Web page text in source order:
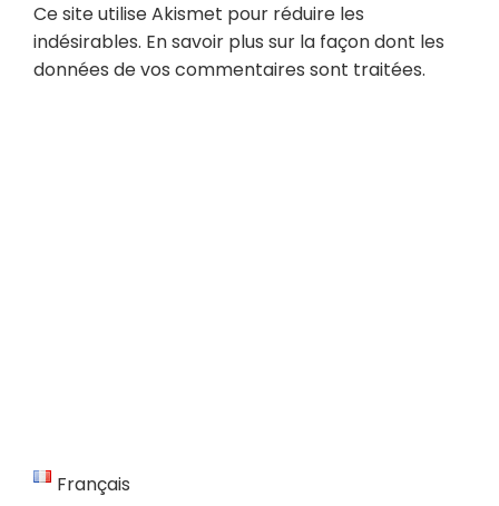
Ce site utilise Akismet pour réduire les
indésirables. En savoir plus sur la façon dont les
données de vos commentaires sont traitées.
Français